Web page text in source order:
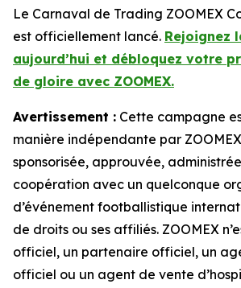
Le Carnaval de Trading ZOOMEX
est officiellement lancé. Rejoignez
aujourd’hui et débloquez votre
de gloire avec ZOOMEX.
Avertissement : Cette campagne
manière indépendante par
sponsorisée, approuvée,
coopération avec un quelconque
d’événement footballistique
de droits ou ses affiliés. ZOOMEX
officiel, un partenaire officiel, un
officiel ou un agent de vente